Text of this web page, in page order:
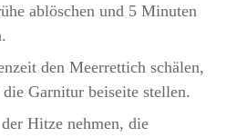
ablöschen und 5 Minuten
den Meerrettich schälen,
Garnitur beiseite stellen.
Hitze nehmen, die